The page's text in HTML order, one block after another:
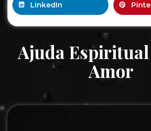
LinkedIn
Ajuda
Amor